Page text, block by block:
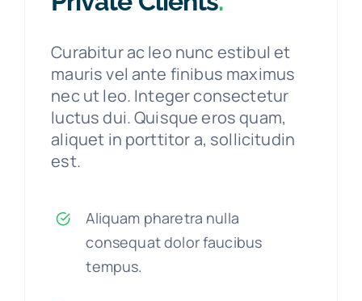
Sbiancamento dentale
Gnatologia
Protesi fissa
Faccette dentali
Curabitur ac leo nunc estibul et
mauris vel ante finibus maximus
nec ut leo. Integer consectetur
luctus dui. Quisque eros quam,
aliquet in porttitor a, sollicitudin
est.
Aliquam pharetra nulla
consequat dolor faucibus
tempus.